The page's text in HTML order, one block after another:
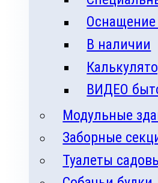
В наличии
ВИДЕО
Модульные
Заборные
Туалеты